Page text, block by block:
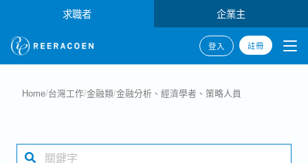
求職者 企業主
登入 註冊
產業類別
Home/台灣工作/金融類/金融分析、經濟學者、策略人員